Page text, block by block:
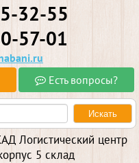
32-55
57-01
Есть вопросы?
Логистический центр
5 склад